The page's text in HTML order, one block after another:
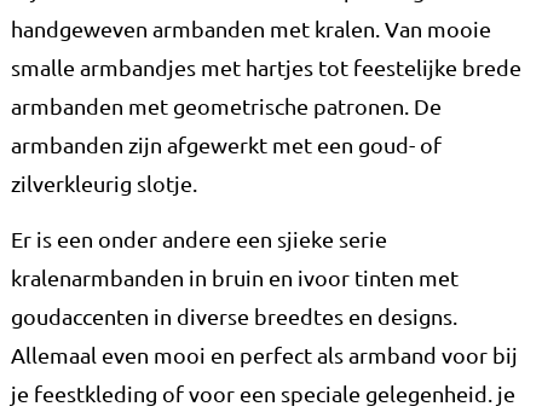
handgeweven armbanden met kralen. Van mooie
smalle armbandjes met hartjes tot feestelijke brede
armbanden met geometrische patronen. De
armbanden zijn afgewerkt met een goud- of
zilverkleurig slotje.
Er is een onder andere een sjieke serie
kralenarmbanden in bruin en ivoor tinten met
goudaccenten in diverse breedtes en designs.
Allemaal even mooi en perfect als armband voor bij
je feestkleding of voor een speciale gelegenheid. je